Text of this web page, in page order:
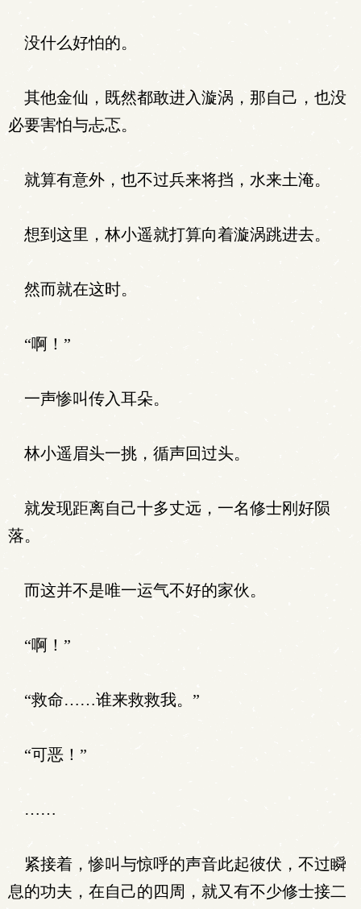
没什么好怕的。
其他金仙，既然都敢进入漩涡，那自己，也没
必要害怕与忐忑。
就算有意外，也不过兵来将挡，水来土淹。
想到这里，林小遥就打算向着漩涡跳进去。
然而就在这时。
“啊！”
一声惨叫传入耳朵。
林小遥眉头一挑，循声回过头。
就发现距离自己十多丈远，一名修士刚好陨
落。
而这并不是唯一运气不好的家伙。
“啊！”
“救命……谁来救救我。”
“可恶！”
……
紧接着，惨叫与惊呼的声音此起彼伏，不过瞬
息的功夫，在自己的四周，就又有不少修士接二